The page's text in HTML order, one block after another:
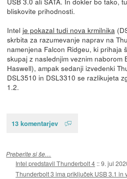
bliskovite prihodnosti.
Intel je pokazal tudi nova krmilnika
skrbita za razumevanje naprav na
namenjena Falcon Ridgeu, ki prihaja
skupaj z naslednjim veznim naborom
Haswell), ampak sedanji izvedenki
DSL3510 in DSL3310 se razlikujeta
1.2.
13 komentarjev
Preberite si še…
Intel predstavil Thunderbolt 4 ::9. jul
Thunderbolt 3 ima priključek USB 3.1 in